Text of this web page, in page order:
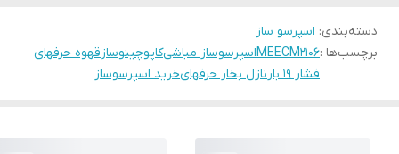
دسته‌بندی: اسپرسو ساز
برچسب‌ها :MEECM2106اسپرسوساز مباشیکاپوچینوسازقهوه حرفهای
فشار ۱۹ بار
نازل بخار حرفهایخرید اسپرسوساز